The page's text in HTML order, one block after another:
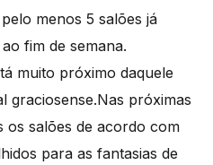
menos 5 salões já
fim de semana.
muito próximo daquele
graciosense.Nas próximas
os salões de acordo com
para as fantasias de